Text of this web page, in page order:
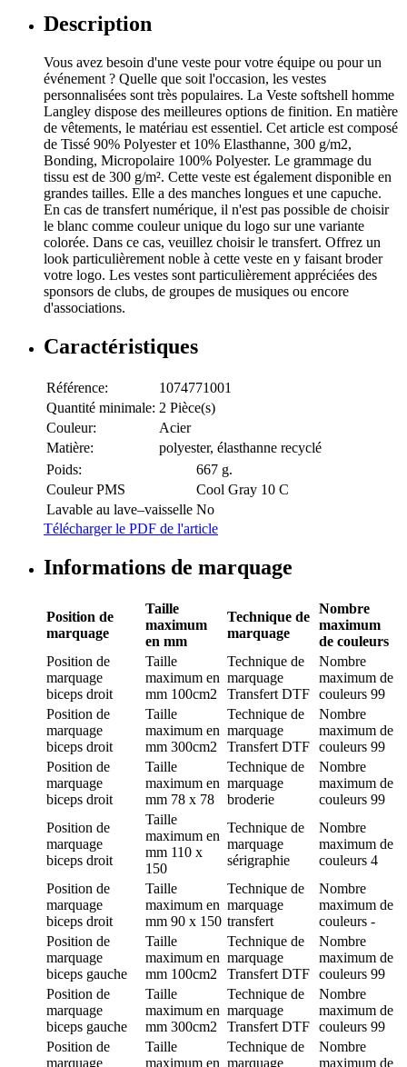
Description
Vous avez besoin d'une veste pour votre équipe ou pour un
événement ? Quelle que soit l'occasion, les vestes
personnalisées sont très populaires. La Veste softshell homme
Langley dispose des meilleures options de finition. En matière
de vêtements, le matériau est essentiel. Cet article est composé
de Tissé 90% Polyester et 10% Elasthanne, 300 g/m2,
Bonding, Micropolaire 100% Polyester. Le grammage du
tissu est de 300 g/m². Cette veste est également disponible en
grandes tailles. Elle a des manches longues et une capuche.
En cas de transfert numérique, il n'est pas possible de choisir
le blanc comme couleur unique du logo sur une variante
colorée. Dans ce cas, veuillez choisir le transfert. Offrez un
look particulièrement noble à cette veste en y faisant broder
votre logo. Les vestes sont particulièrement appréciées des
sponsors de clubs, de groupes de musiques ou encore
d'associations.
Caractéristiques
Référence:
1074771001
Quantité minimale: 2 Pièce(s)
Couleur:
Acier
Matière:
polyester, élasthanne recyclé
Poids:
667 g.
Couleur PMS
Cool Gray 10 C
Lavable au lave–vaisselle No
Télécharger le PDF de l'article
Informations de marquage
Position de
marquage
Taille
maximum
en mm
Technique de
marquage
Nombre
maximum
de couleurs
Position de
marquage
biceps droit
Taille
maximum en
mm 100cm2
Technique de
marquage
Transfert DTF
Nombre
maximum de
couleurs 99
Position de
marquage
biceps droit
Taille
maximum en
mm 300cm2
Technique de
marquage
Transfert DTF
Nombre
maximum de
couleurs 99
Position de
marquage
biceps droit
Taille
maximum en
mm 78 x 78
Technique de
marquage
broderie
Nombre
maximum de
couleurs 99
Position de
marquage
biceps droit
Taille
maximum en
mm 110 x
150
Technique de
marquage
sérigraphie
Nombre
maximum de
couleurs 4
Position de
marquage
biceps droit
Taille
maximum en
mm 90 x 150
Technique de
marquage
transfert
Nombre
maximum de
couleurs -
Position de
marquage
biceps gauche
Taille
maximum en
mm 100cm2
Technique de
marquage
Transfert DTF
Nombre
maximum de
couleurs 99
Position de
marquage
biceps gauche
Taille
maximum en
mm 300cm2
Technique de
marquage
Transfert DTF
Nombre
maximum de
couleurs 99
Position de
marquage
Taille
maximum en
Technique de
marquage
Nombre
maximum de